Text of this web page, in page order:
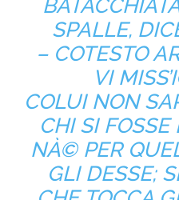
SPALLE,
– COTESTO
VI
COLUI NON
CHI SI FOSSE
NÀ© PER
GLI DESSE;